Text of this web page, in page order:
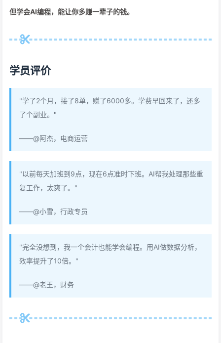
但学会AI编程，能让你多赚一辈子的钱。
学员评价
"学了2个月，接了8单，赚了6000多。学费早回来了，还多
了个副业。"
——@阿杰，电商运营
"以前每天加班到9点，现在6点准时下班。AI帮我处理那些重
复工作，太爽了。"
——@小雪，行政专员
"完全没想到，我一个会计也能学会编程。用AI做数据分析，
效率提升了10倍。"
——@老王，财务